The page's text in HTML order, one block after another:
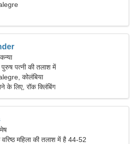
पुरुष पत्नी की तलाश में
कोलंबिया
के लिए, रॉक क्लिंबिंग
महिला की तलाश में है 44-52